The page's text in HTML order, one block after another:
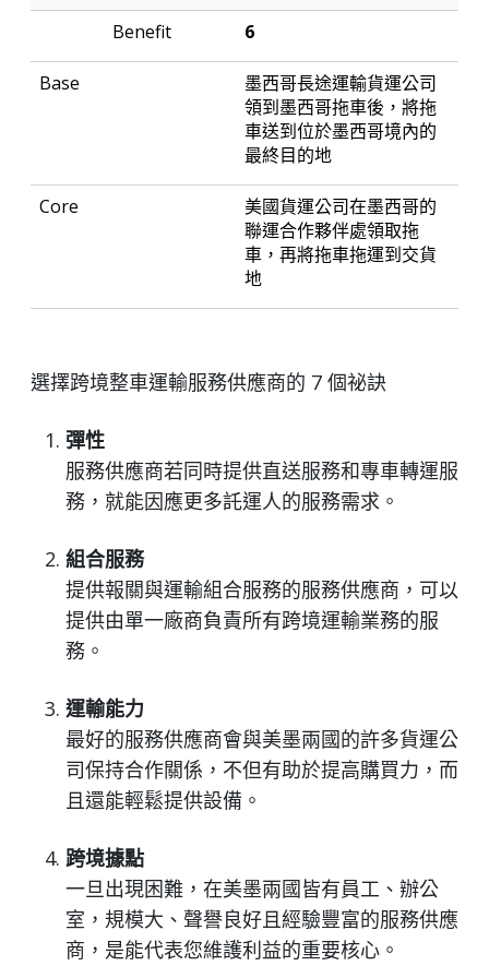
6
墨西哥長途運輸貨運公司
領到墨西哥拖車後，將拖
車送到位於墨西哥境內的
最終目的地
美國貨運公司在墨西哥的
聯運合作夥伴處領取拖
車，再將拖車拖運到交貨
地
選擇跨境整車運輸服務供應商的 7 個祕訣
彈性
服務供應商若同時提供直送服務和專車轉運服
務，就能因應更多託運人的服務需求。
組合服務
提供報關與運輸組合服務的服務供應商，可以
提供由單一廠商負責所有跨境運輸業務的服
務。
運輸能力
最好的服務供應商會與美墨兩國的許多貨運公
司保持合作關係，不但有助於提高購買力，而
且還能輕鬆提供設備。
跨境據點
一旦出現困難，在美墨兩國皆有員工、辦公
室，規模大、聲譽良好且經驗豐富的服務供應
商，是能代表您維護利益的重要核心。